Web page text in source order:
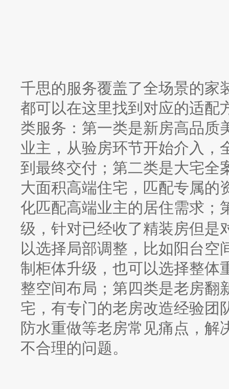
千思的服务覆盖了全场景的家
都可以在这里找到对应的适配
类服务：第一类是新房高品质
业主，从验房环节开始介入，
到最终交付；第二类是大宅全
大面积高端住宅，匹配专属的
化匹配高端业主的居住需求；
级，针对已经收了精装房但是
以选择局部调整，比如阳台空
制柜体升级，也可以选择整体
整空间布局；第四类是老房翻
宅，有专门的老房改造经验团
防水重做等老房常见痛点，解
不合理的问题。